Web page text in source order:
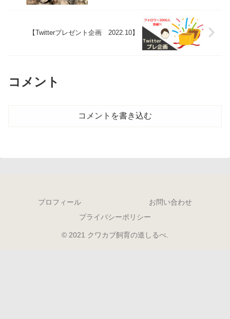
【Twitterプレゼント企画 2022.10】
コメント
コメントを書き込む
プロフィール
お問い合わせ
プライバシーポリシー
© 2021 クワカブ飼育の道しるべ.